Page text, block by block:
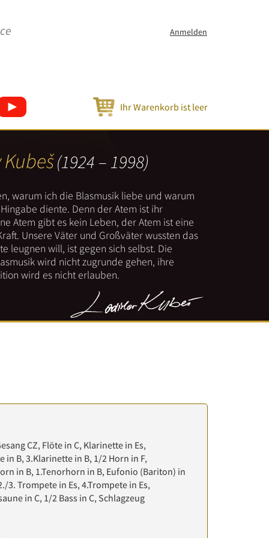
Anmelden
Ihr Warenkorb ist leer
(1924 – 1998)
warum ich die Blasmusik liebe und warum
diente. Denn der Atem ist ihr
Atem gibt es kein Leben, der Atem ist eine
Unsere Väter und Großväter wussten das
leugnen will, ist gegen sich selbst. Die
wird nicht zugrunde gehen, ihre
wird es nicht erlauben.
CZ, Flöte in C, Klarinette in Es,
in B, 3.Klarinette in B, 1/2 Horn in F,
in B, 1.Tenorhorn in B, Eufonio (Bariton) in
3. Trompete in Es, 4.Trompete in Es,
in C, 1/2 Bass in C, Schlagzeug